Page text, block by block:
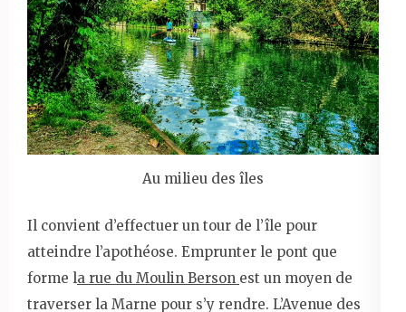
Au milieu des îles
Il convient d’effectuer un tour de l’île pour
atteindre l’apothéose. Emprunter le pont que
forme la rue du Moulin Berson est un moyen de
traverser la Marne pour s’y rendre. L’Avenue des